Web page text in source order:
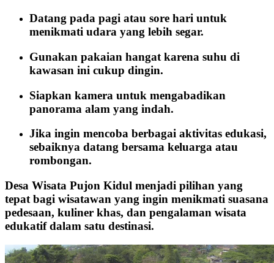
Datang pada pagi atau sore hari untuk
menikmati udara yang lebih segar.
Gunakan pakaian hangat karena suhu di
kawasan ini cukup dingin.
Siapkan kamera untuk mengabadikan
panorama alam yang indah.
Jika ingin mencoba berbagai aktivitas edukasi,
sebaiknya datang bersama keluarga atau
rombongan.
Desa Wisata Pujon Kidul menjadi pilihan yang
tepat bagi wisatawan yang ingin menikmati suasana
pedesaan, kuliner khas, dan pengalaman wisata
edukatif dalam satu destinasi.